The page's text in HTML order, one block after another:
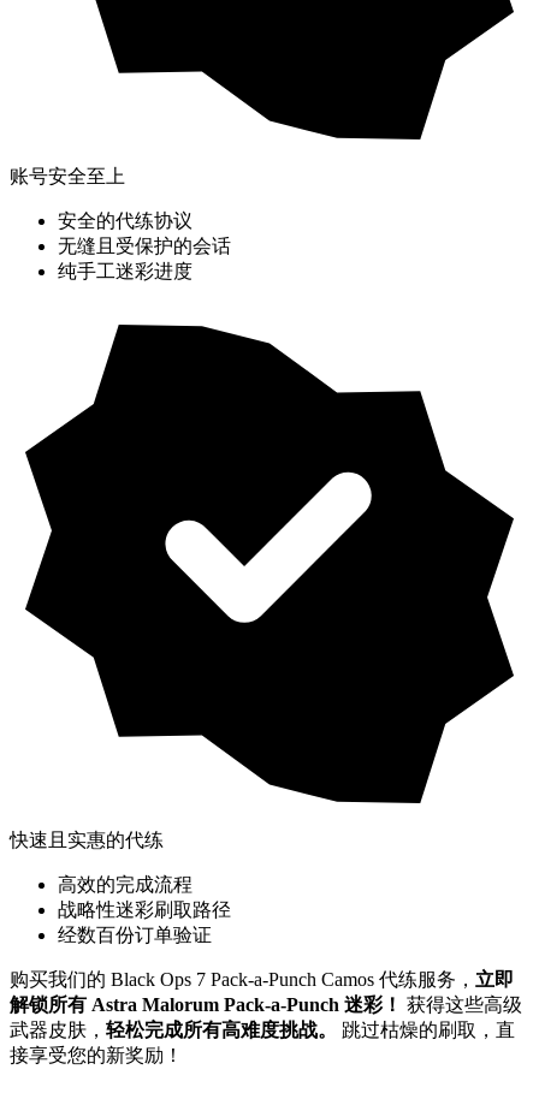
账号安全至上
安全的代练协议
无缝且受保护的会话
纯手工迷彩进度
快速且实惠的代练
高效的完成流程
战略性迷彩刷取路径
经数百份订单验证
购买我们的 Black Ops 7 Pack-a-Punch Camos 代练服务， 立即
解锁所有 Astra Malorum Pack-a-Punch 迷彩！ 获得这些高级
武器皮肤， 轻松完成所有高难度挑战。
跳过枯燥的刷取，直
接享受您的新奖励！